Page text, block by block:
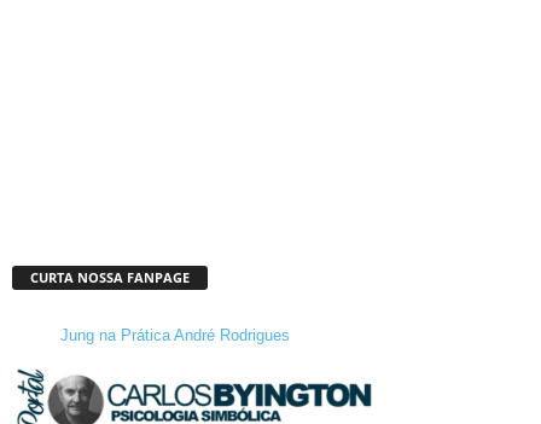
CURTA NOSSA FANPAGE
Jung na Prática André Rodrigues